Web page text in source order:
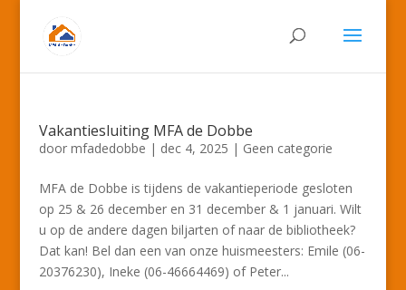
Vakantiesluiting MFA de Dobbe
door mfadedobbe | dec 4, 2025 | Geen categorie
MFA de Dobbe is tijdens de vakantieperiode gesloten
op 25 & 26 december en 31 december & 1 januari. Wilt
u op de andere dagen biljarten of naar de bibliotheek?
Dat kan! Bel dan een van onze huismeesters: Emile (06-
20376230), Ineke (06-46664469) of Peter...